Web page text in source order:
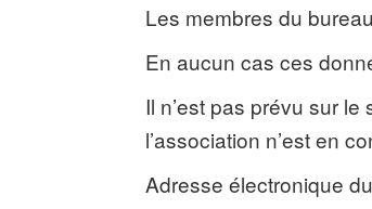
Les membres du
En aucun cas ces
Il n’est pas prévu sur
l’association n’est en
Adresse électronique